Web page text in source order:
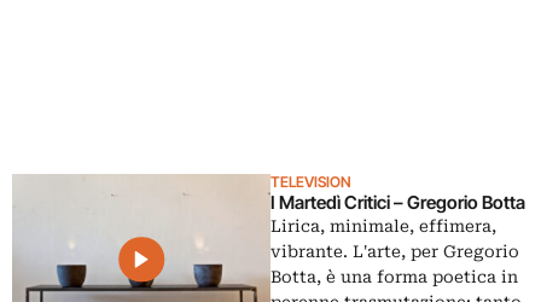
TELEVISION
I Martedì Critici – Gregorio Botta
Lirica, minimale, effimera,
vibrante. L'arte, per Gregorio
Botta, è una forma poetica in